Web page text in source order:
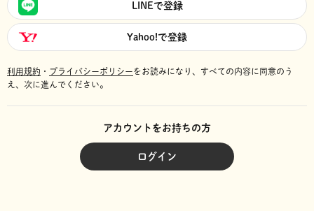
LINEで登録
Yahoo!で登録
利用規約 ・ プライバシーポリシーをお読みになり、 すべての内容に同意のう
え、次に進んでください。
アカウントをお持ちの方
ログイン